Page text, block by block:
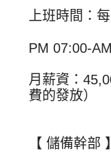
上班時間：
PM 07:00-
月薪資：
費的發放）
【 儲備幹部 】